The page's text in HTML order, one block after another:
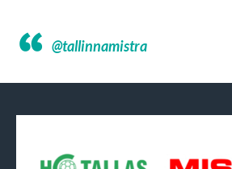
@tallinnamistra